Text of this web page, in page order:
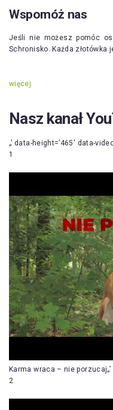
Wspomóż nas
Jeśli nie możesz pomóc
Schronisko. Każda złotówka
więcej
Nasz kanał
„’ data-height=’465′ data-
1
Karma wraca – nie porzucaj„’
2